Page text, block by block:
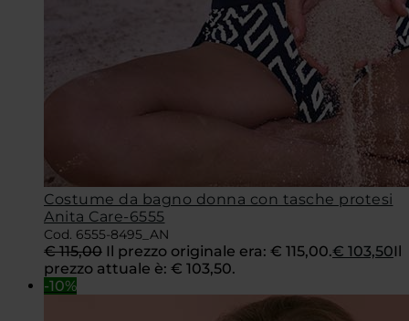
Costume da bagno donna con tasche protesi
Anita Care-6555
Cod. 6555-8495_AN
€115,00 Il prezzo originale era: € 115,00.€ 103,50Il
prezzo attuale è: € 103,50.
-10%